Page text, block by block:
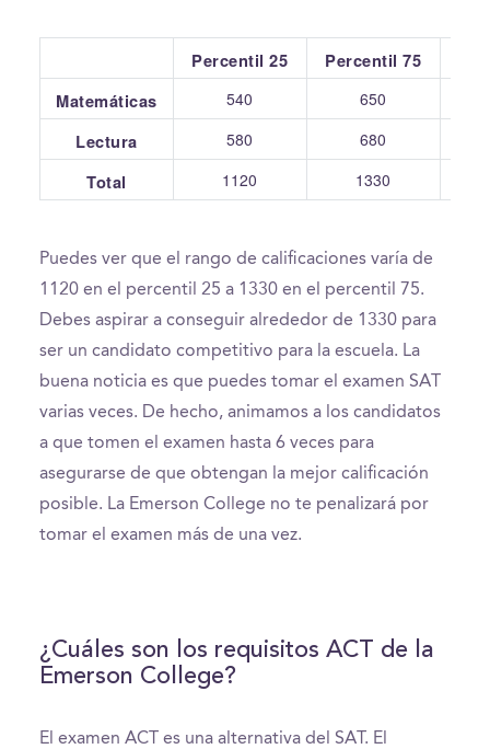
Percentil 25 Percentil 75
Matemáticas
540 650
Lectura 580 680
Total 1120 1330
Puedes ver que el rango de calificaciones varía de
1120 en el percentil 25 a 1330 en el percentil 75.
Debes aspirar a conseguir alrededor de 1330 para
ser un candidato competitivo para la escuela. La
buena noticia es que puedes tomar el examen SAT
varias veces. De hecho, animamos a los candidatos
a que tomen el examen hasta 6 veces para
asegurarse de que obtengan la mejor calificación
posible. La Emerson College no te penalizará por
tomar el examen más de una vez.
¿Cuáles son los requisitos ACT de la
Emerson College?
El examen ACT es una alternativa del SAT. El